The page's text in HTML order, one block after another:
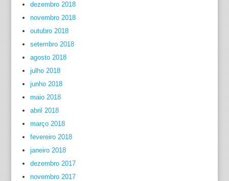
dezembro 2018
novembro 2018
outubro 2018
setembro 2018
agosto 2018
julho 2018
junho 2018
maio 2018
abril 2018
março 2018
fevereiro 2018
janeiro 2018
dezembro 2017
novembro 2017